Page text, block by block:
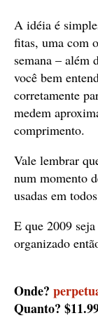
A idéia é
fitas, uma com
semana – além
você bem
corretamente
medem
comprimento.
Vale lembrar
num momento
usadas em
E que 2009
organizado
Onde?
Quanto?